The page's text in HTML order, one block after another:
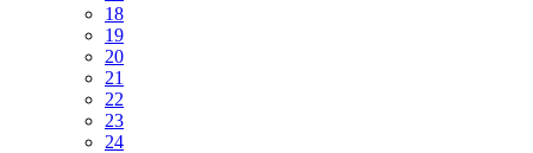
18
19
20
21
22
23
24